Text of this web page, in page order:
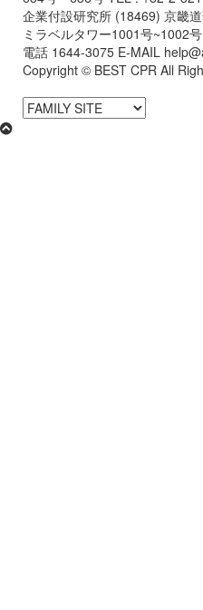
企業付設研究所 (18469) 京畿
ミラベルタワー1001号~1002
電話 1644-3075 E-MAIL
Copyright © BEST CPR All